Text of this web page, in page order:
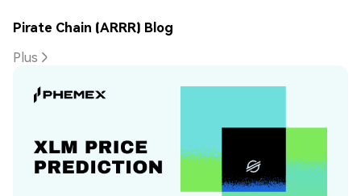
Pirate Chain (ARRR) Blog
Plus